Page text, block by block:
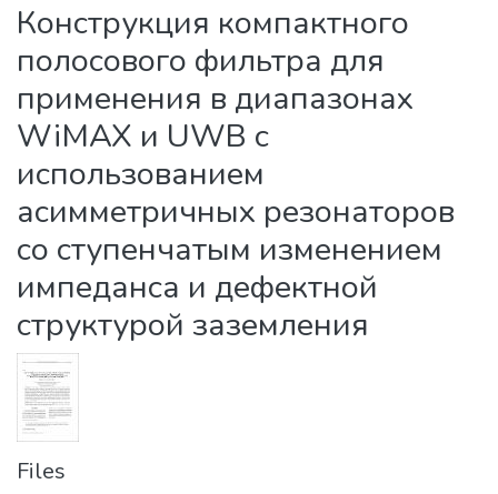
Конструкция компактного
полосового фильтра для
применения в диапазонах
WiMAX и UWB с
использованием
асимметричных резонаторов
со ступенчатым изменением
импеданса и дефектной
структурой заземления
Files